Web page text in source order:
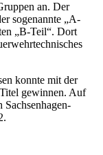
an. Der
sogenannte „A-
„B-Teil“. Dort
konnte mit der
gewinnen. Auf